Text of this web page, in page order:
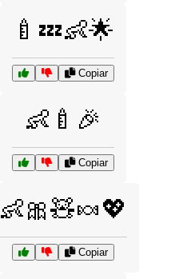
🍼💤👶🌟
Copiar
👶🍼🎉
Copiar
👶🎀🧸🍬💖
Copiar